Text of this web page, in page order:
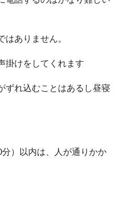
ありません。
掛けをしてくれます
ずれ込むことはあるし昼寝
）以内は、人が通りかか